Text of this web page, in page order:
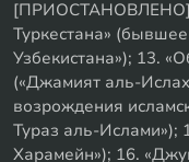
[ПРИОСТАНОВЛЕНО];
Туркестана»
Узбекистана»); 13.
(«Джамият аль-
возрождения
Тураз аль-Ислами»);
Харамейн»); 16.